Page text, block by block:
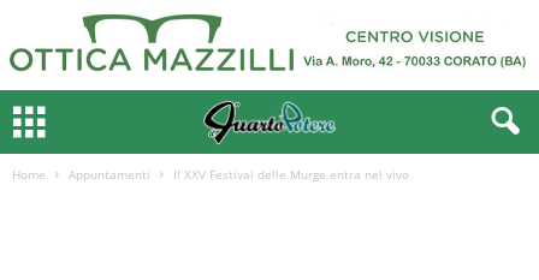
Home Appuntamenti Il XXV Festival delle Murge entra nel vivo